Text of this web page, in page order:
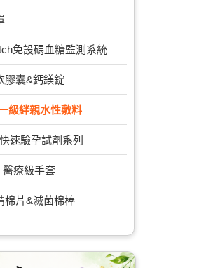
免設碼血糖監測系統
膠囊&鈣鎂錠
級絆親水性敷料
速驗孕試劑系列
醫療級手套
棉片&滅菌棉棒